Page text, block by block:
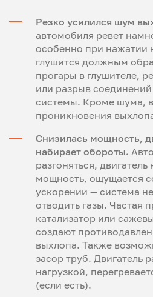
Резко усилился шум
автомобиля ревет
особенно при нажатии
глушится должным
прогары в глушителе,
или разрыв
системы. Кроме шума,
проникновения
Снизилась мощность,
набирает обороты.
разгоняться,
мощность, ощущается
ускорении — система
отводить газы. Частая
катализатор или
создают
выхлопа. Также
засор труб. Двигатель
нагрузкой,
(если есть).